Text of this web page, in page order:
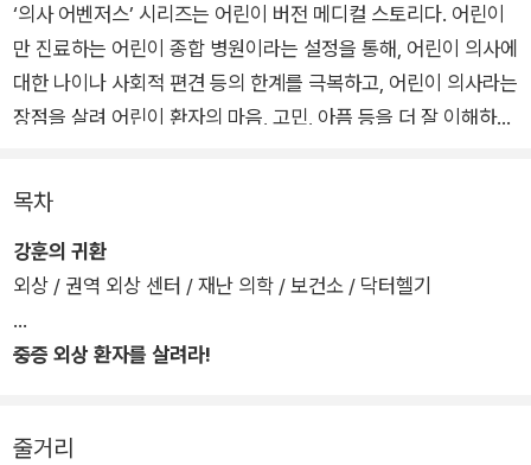
‘의사 어벤저스’ 시리즈는 어린이 버전 메디컬 스토리다. 어린이
만 진료하는 어린이 종합 병원이라는 설정을 통해, 어린이 의사에
대한 나이나 사회적 편견 등의 한계를 극복하고, 어린이 의사라는
장점을 살려 어린이 환자의 마음, 고민, 아픔 등을 더 잘 이해하는
트와 펠로 과정의 의료인이라는 설정을 통해, 실수하고 고민하며
진정한 전문의로, 또 멋진 어른으로 커 가는 성장 스토리를 담고
있다.
목차
강훈의 귀환
외상 / 권역 외상 센터 / 재난 의학 / 보건소 / 닥터헬기
중증 외상 환자를 살려라!
줄거리